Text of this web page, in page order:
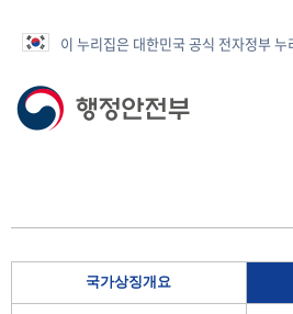
이 누리집은 대한민국 공식 전자정부 누
국가상징개요